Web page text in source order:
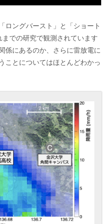
ロングバースト」と「ショート
での研究で観測されています
係にあるのか、さらに雷放電に
ことについてはほとんどわかっ